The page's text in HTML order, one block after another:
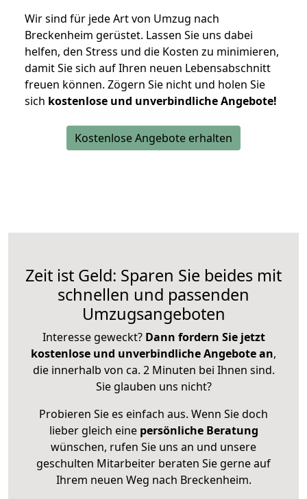
Wir sind für jede Art von Umzug nach
Breckenheim gerüstet. Lassen Sie uns dabei
helfen, den Stress und die Kosten zu minimieren,
damit Sie sich auf Ihren neuen Lebensabschnitt
freuen können. Zögern Sie nicht und holen Sie
sich kostenlose und unverbindliche Angebote!
Kostenlose Angebote erhalten
Zeit ist Geld: Sparen Sie beides mit
schnellen und passenden
Umzugsangeboten
Interesse geweckt? Dann fordern Sie jetzt
kostenlose und unverbindliche Angebote an,
die innerhalb von ca. 2 Minuten bei Ihnen sind.
Sie glauben uns nicht?
Probieren Sie es einfach aus. Wenn Sie doch
lieber gleich eine persönliche Beratung
wünschen, rufen Sie uns an und unsere
geschulten Mitarbeiter beraten Sie gerne auf
Ihrem neuen Weg nach Breckenheim.